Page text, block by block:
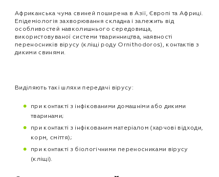
Африканська чума свиней поширена в Азії, Європі та Африці.
Епідеміологія захворювання складна і залежить від
особливостей навколишнього середовища,
використовуваної системи тваринництва, наявності
переносників вірусу (кліщі роду Ornithodoros), контактів з
дикими свинями.
Виділяють такі шляхи передачі вірусу:
при контакті з інфікованими домашніми або дикими
тваринами;
при контакті з інфікованим матеріалом (харчові відходи,
корм, сміття);
при контакті з біологічними переносниками вірусу
(кліщі).